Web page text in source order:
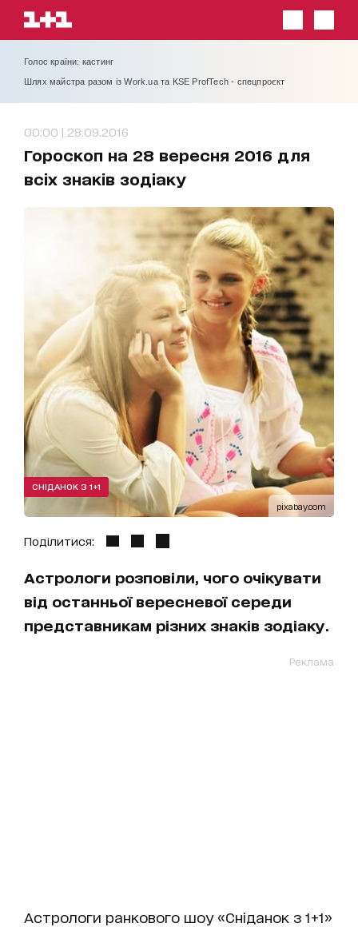
Голос країни: кастинг
Шлях майстра разом із Work.ua та KSE ProfTech - спецпроєкт
00:00 | 28.09.2016
Гороскоп на 28 вересня 2016 для
всіх знаків зодіаку
pixabay.com
СНІДАНОК З 1+1
Поділитися:
Астрологи розповіли, чого очікувати
від останньої вересневої середи
представникам різних знаків зодіаку.
Реклама
Астрологи ранкового шоу «Сніданок з 1+1»